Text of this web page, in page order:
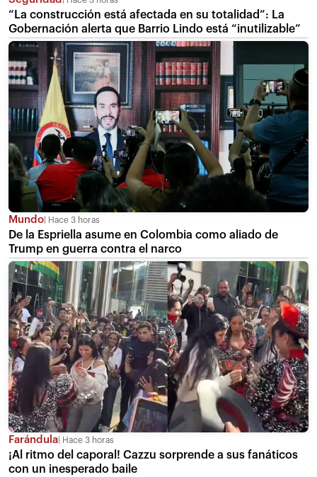
“La construcción está afectada en su totalidad”: La
Gobernación alerta que Barrio Lindo está “inutilizable”
Mundo Hace 3 horas
De la Espriella asume en Colombia como aliado de
Trump en guerra contra el narco
Farándula Hace 3 horas
¡Al ritmo del caporal! Cazzu sorprende a sus fanáticos
con un inesperado baile